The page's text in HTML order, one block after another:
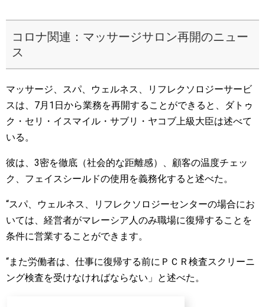
コロナ関連：マッサージサロン再開のニュー
ス
マッサージ、スパ、ウェルネス、リフレクソロジーサービ
スは、7月1日から業務を再開することができると、ダトゥ
ク・セリ・イスマイル・サブリ・ヤコブ上級大臣は述べて
いる。
彼は、3密を徹底（社会的な距離感）、顧客の温度チェッ
ク、フェイスシールドの使用を義務化すると述べた。
“スパ、ウェルネス、リフレクソロジーセンターの場合にお
いては、経営者がマレーシア人のみ職場に復帰することを
条件に営業することができます。
“また労働者は、仕事に復帰する前にＰＣＲ検査スクリーニ
ング検査を受けなければならない」と述べた。